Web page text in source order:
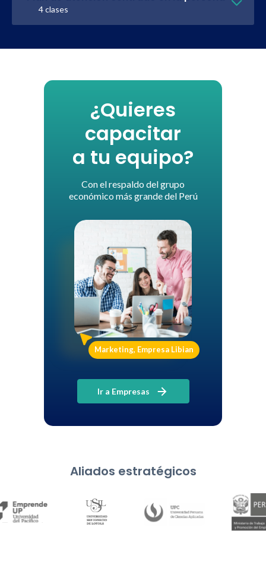
4 clases
¿Quieres
capacitar
a tu equipo?
Con el respaldo del grupo
económico más grande del Perú
Marketing, Empresa Libian
Ir a Empresas
Aliados estratégicos